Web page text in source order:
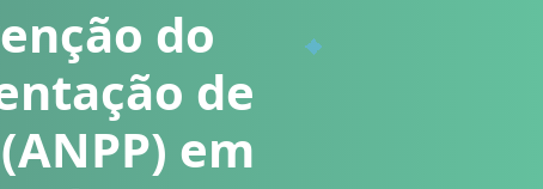
do
de
em